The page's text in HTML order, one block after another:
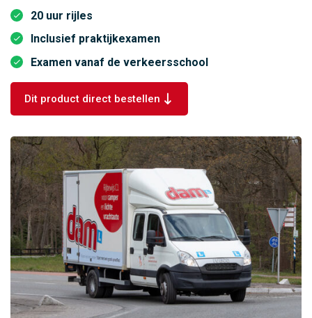
20 uur rijles
Inclusief praktijkexamen
Examen vanaf de verkeersschool
Dit product direct bestellen